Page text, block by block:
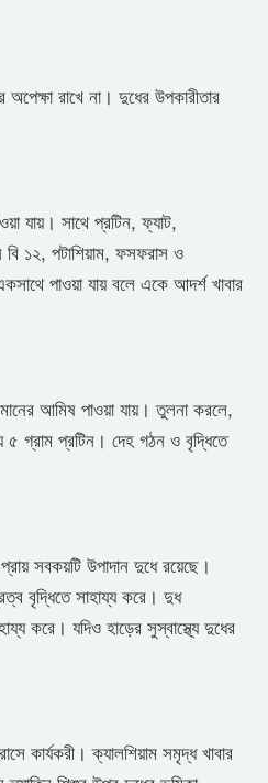
রাখে না। দুধের উপকারীতার
যায়। সাথে প্রটিন, ফ্যাট,
বি ১২, পটাশিয়াম, ফসফরাস ও
পাওয়া যায় বলে একে আদর্শ খাবার
আমিষ পাওয়া যায়। তুলনা করলে,
৫ গ্রাম প্রটিন। দেহ গঠন ও বৃদ্ধিতে
সবকয়টি উপাদান দুধে রয়েছে।
বৃদ্ধিতে সাহায্য করে। দুধ
করে। যদিও হাড়ের সুস্বাস্থ্যে দুধের
কার্যকরী। ক্যালশিয়াম সমৃদ্ধ খাবার